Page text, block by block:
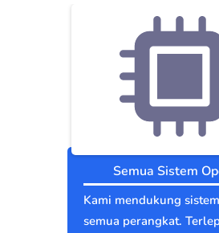
Semua Sistem
Kami mendukung
semua perangkat.